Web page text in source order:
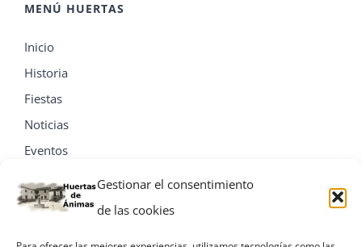
Gestionar el consentimiento
de las cookies
MENÚ HUERTAS
Inicio
Historia
Fiestas
Noticias
Eventos